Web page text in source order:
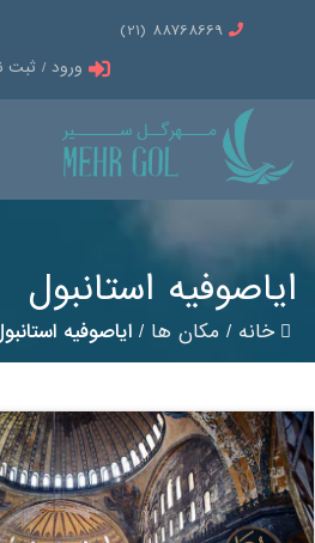
88768669 (21)
ورود / ثبت نام
ایاصوفیه استانبول
خانه/ مکان ها/ ایاصوفیه استانبول